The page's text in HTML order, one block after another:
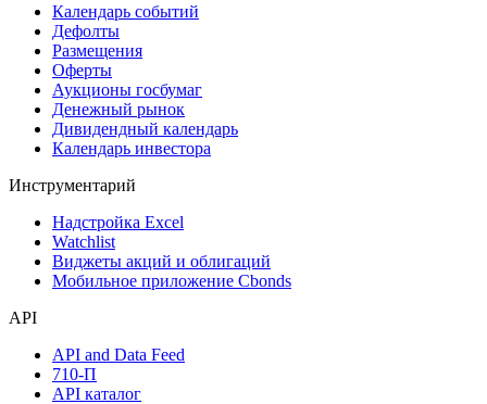
Календарь событий
Дефолты
Размещения
Оферты
Аукционы госбумаг
Денежный рынок
Дивидендный календарь
Календарь инвестора
Инструментарий
Надстройка Excel
Watchlist
Виджеты акций и облигаций
Мобильное приложение Cbonds
API
API and Data Feed
710-П
API каталог